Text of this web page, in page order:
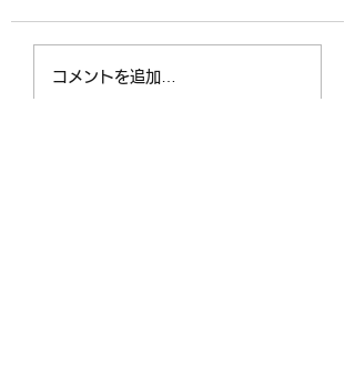
夏の奉仕作業がありま
コメントを追加…